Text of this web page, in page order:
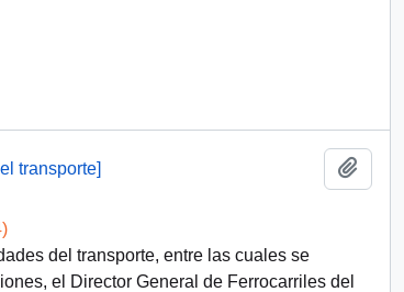
transporte]
del transporte, entre las cuales se
el Director General de Ferrocarriles del